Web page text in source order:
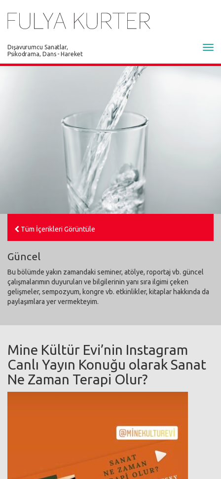
Dışavurumcu Sanatlar,
Psikodrama, Dans - Hareket
Tüm İçerikleri Görüntüle
Güncel
Bu bölümde yakın zamandaki seminer, atölye, roportaj vb. güncel
çalışmalarımın duyuruları ve bilgilerinin yanı sıra ilgimi çeken
gelişmeler, sempozyum, kongre vb. etkinlikler, kitaplar hakkında da
paylaşımlara yer vermekteyim.
Mine Kültür Evi’nin Instagram
Canlı Yayın Konuğu olarak Sanat
Ne Zaman Terapi Olur?